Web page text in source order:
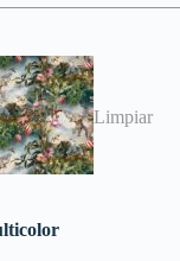
Limpiar